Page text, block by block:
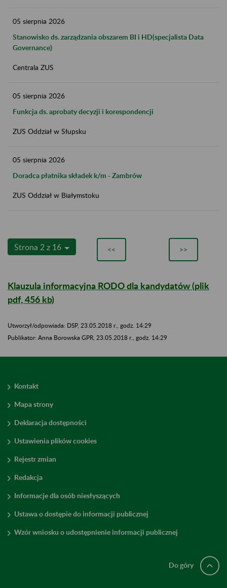
05 sierpnia 2026
Stanowisko ds. zarządzania obszarem BI i HD(specjalista Data
Governance)
Centrala ZUS
05 sierpnia 2026
Funkcja ds. aprobaty decyzji i korespondencji
ZUS Oddział w Słupsku
05 sierpnia 2026
Doradca płatnika składek k/m - Zambrów
ZUS Oddział w Białymstoku
Strona 2 z 16 << >>
Klauzula informacyjna RODO dla kandydatów (plik
pdf, 456 kb)
Utworzył/odpowiada: DSP, 23.05.2018 r., godz. 14:29
​​​​​​​Publikator: Anna Borowska GPR, 23.05.2018 r., godz. 14:29
Kontakt
Mapa strony
Deklaracja dostępności
Ustawienia plików cookies
Rejestr zmian
Redakcja
Informacje dla osób niesłyszących
Ustawa o dostępie do informacji publicznej
Wzór wniosku o udostępnienie informacji publicznej
Do góry